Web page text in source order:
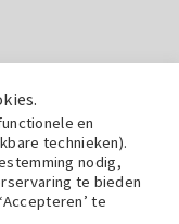
Lees dan de
en
technieken).
nodig,
te bieden
te